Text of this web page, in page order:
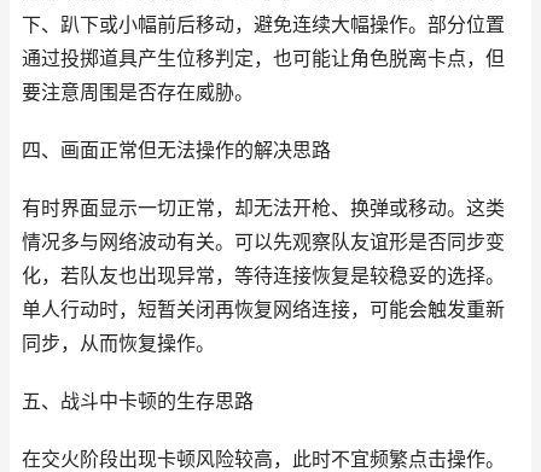
下、趴下或小幅前后移动，避免连续大幅操作。部分位置
通过投掷道具产生位移判定，也可能让角色脱离卡点，但
要注意周围是否存在威胁。
四、画面正常但无法操作的解决思路
有时界面显示一切正常，却无法开枪、换弹或移动。这类
情况多与网络波动有关。可以先观察队友谊形是否同步变
化，若队友也出现异常，等待连接恢复是较稳妥的选择。
单人行动时，短暂关闭再恢复网络连接，可能会触发重新
同步，从而恢复操作。
五、战斗中卡顿的生存思路
在交火阶段出现卡顿风险较高，此时不宜频繁点击操作。